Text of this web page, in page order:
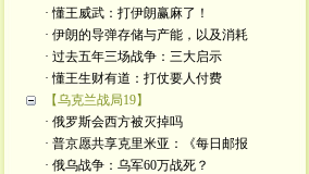
· 懂王威武：打伊朗赢麻了！
· 伊朗的导弹存储与产能，以及消耗
· 过去五年三场战争：三大启示
· 懂王生财有道：打仗要人付费
【乌克兰战局19】
· 俄罗斯会西方被灭掉吗
· 普京愿共享克里米亚：《每日邮报
· 俄乌战争：乌军60万战死？